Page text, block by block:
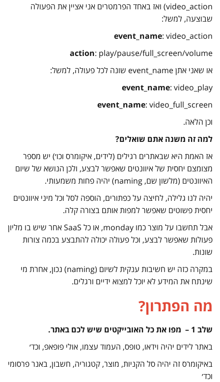
video_action) ואז באחד הפרמטרים אני אציין את הפעולה
שבוצעה, למשל:
event_name: video_action
action: play/pause/full_screen/volume
או שאני אתן event_name שונה לכל פעולה, למשל:
event_name: video_play
event_name: video_full_screen
וכן הלאה.
למה זה משנה אתם שואלים?
אז האמת היא שבאתרים רגילים (לידים, איקומרס וכו׳) יש מספר
מצומצם יחסית של איוונטים שאפשר לבצע, ולכן הנושא של שיום
האיוונטים (מלשון שם, naming) יהיה פחות משמעותי.
יהיה לנו גלילה, לחיצה על כפתורים, הוספה לסל וכל מיני איוונטים
יחסית פשוטים שאפשר למפות אותם בצורה קלה.
אבל תחשבו על מוצר כמו monday, או כל SaaS אחר שיש בו מליון
פעולות שאפשר לבצע, וכל פעולה יכולה להתבצע בכמה צורות
שונות.
במקרה כזה יש חשיבות ענקית לשיום (naming) נכון, אחרת מי
שינתח את המידע לא יוכל למצוא ידיים ורגלים.
מה הפתרון?
שלב 1 – מפו את כל האובייקטים שיש לכם באתר.
באתר לידים יהיה וידאו, טופס, העמוד עצמו, אולי פופאפ, וכד׳
באיקומרס זה יהיה סל הקניות, מוצר, קטגוריה, חשבון, באנר פרסומי
וכד׳